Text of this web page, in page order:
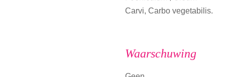
Carvi, Carbo vegetabilis.
Waarschuwing